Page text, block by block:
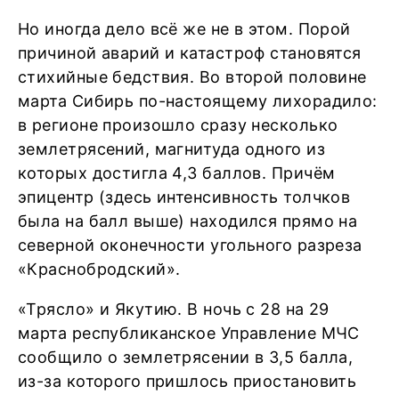
Но иногда дело всё же не в этом. Порой
причиной аварий и катастроф становятся
стихийные бедствия. Во второй половине
марта Сибирь по-настоящему лихорадило:
в регионе произошло сразу несколько
землетрясений, магнитуда одного из
которых достигла 4,3 баллов. Причём
эпицентр (здесь интенсивность толчков
была на балл выше) находился прямо на
северной оконечности угольного разреза
«Краснобродский».
«Трясло» и Якутию. В ночь с 28 на 29
марта республиканское Управление МЧС
сообщило о землетрясении в 3,5 балла,
из-за которого пришлось приостановить